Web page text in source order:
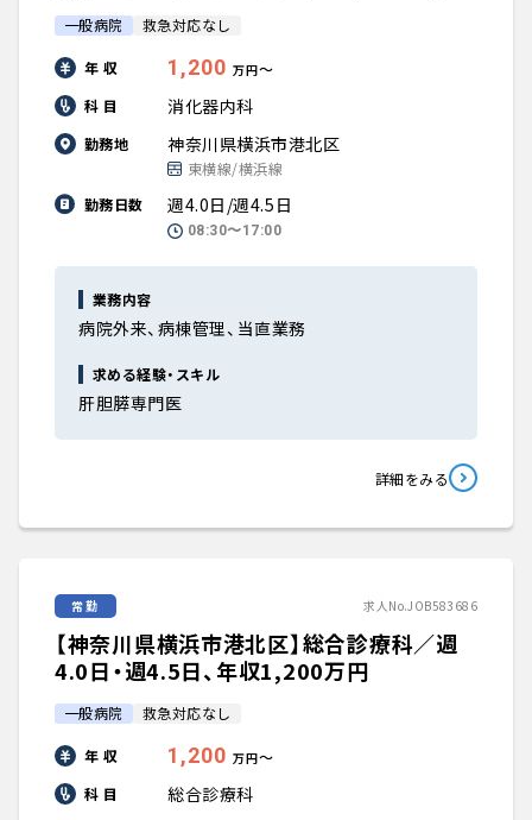
一般病院 救急対応なし
年 収 1,200 万円〜
科 目
消化器内科
勤務地 神奈川県横浜市港北区
東横線/横浜線
勤務日数
週4.0日/週4.5日
08:30〜17:00
業務内容
病院外来、病棟管理、当直業務
求める経験・スキル
肝胆膵専門医
詳細をみる
常勤 求人No.JOB583686
【神奈川県横浜市港北区】総合診療科／週
4.0日・週4.5日、年収1,200万円
一般病院 救急対応なし
年 収 1,200 万円〜
科 目
総合診療科